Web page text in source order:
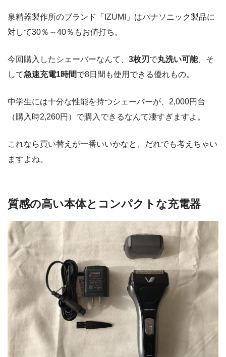
泉精器製作所のブランド「IZUMI」はパナソニック製品に
対して30％～40％もお値打ち。
今回購入したシェーバーなんて、 3枚刃 で丸洗い可能、そ
して急速充電1時間で8日間も使用できる優れもの。
中学生には十分な性能を持つシェーバーが、2,000円台
（購入時2,260円）で購入できるなんて凄すぎますよ。
これなら買い替えが一番いいかなと、だれでも考えちゃい
ますよね。
質感の高い本体とコンパクトな充電器